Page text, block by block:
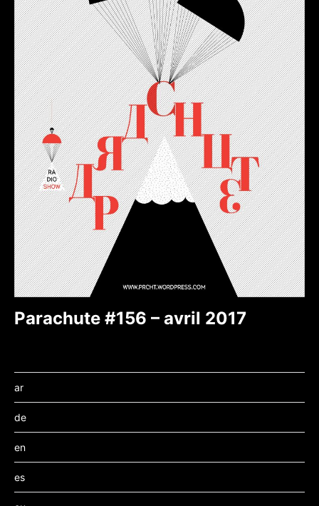
Parachute #156 – avril 2017
ar
de
en
es